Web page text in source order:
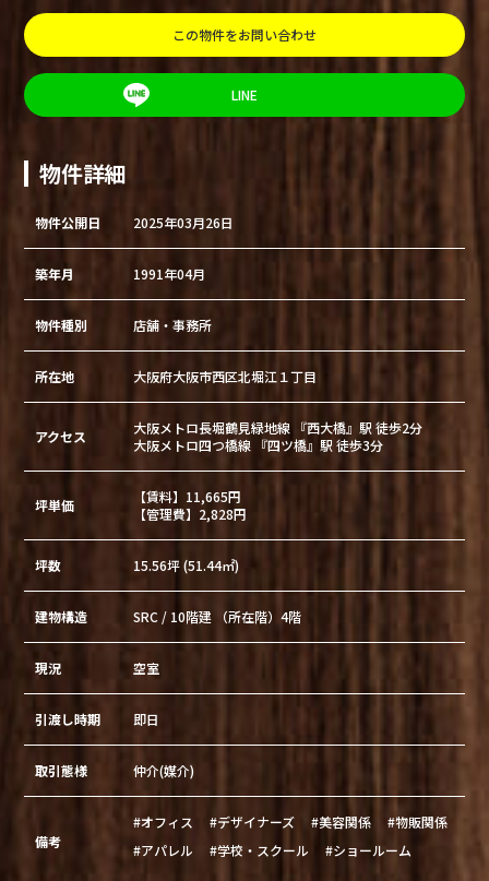
この物件をお問い合わせ
LINE
物件詳細
物件公開日 2025年03月26日
築年月 1991年04月
物件種別 店舗・事務所
所在地 大阪府大阪市西区北堀江１丁目
アクセス
大阪メトロ長堀鶴見緑地線 『西大橋』駅 徒歩2分
大阪メトロ四つ橋線 『四ツ橋』駅 徒歩3分
坪単価
【賃料】11,665円
【管理費】2,828円
坪数 15.56坪 (51.44㎡)
建物構造 SRC / 10階建 （所在階）4階
現況 空室
引渡し時期 即日
取引態様 仲介(媒介)
備考
#オフィス #デザイナーズ #美容関係
#物販関係
#アパレル
#学校・スクール #ショールーム